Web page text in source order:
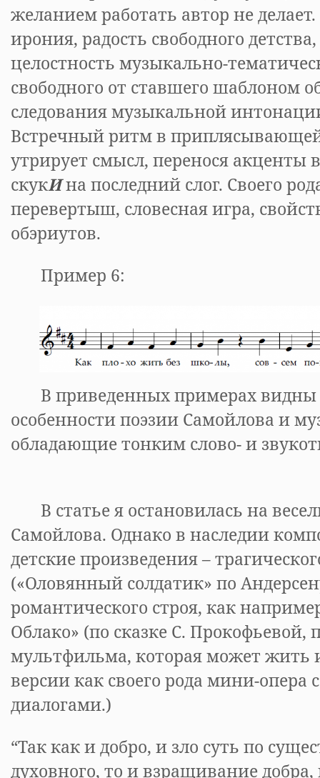
желанием работать автор не
ирония, радость свободного
целостность музыкально-
свободного от ставшего шаблоном
следования музыкальной
Встречный ритм в
утрирует смысл, перенося акценты
скукИна последний слог. Своего
перевертыш, словесная игра,
обэриутов.
Пример 6:
В приведенных примерах видны
особенности поэзии Самойлова и
обладающие тонким слово- и
В статье я остановилась на
Самойлова. Однако в наследии
детские произведения –
(«Оловянный солдатик» по
романтического строя, как
Облако» (по сказке С. Прокофьевой,
мультфильма, которая может жить
версии как своего рода мини-опера
диалогами.)
“Так как и добро, и зло суть по
духовного, то и взращивание